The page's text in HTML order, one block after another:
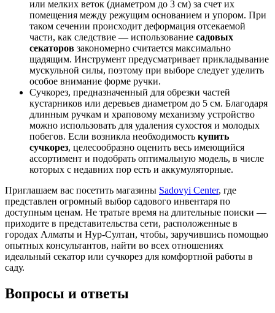
или мелких веток (диаметром до 3 см) за счет их
помещения между режущим основанием и упором. При
таком сечении происходит деформация отсекаемой
части, как следствие — использование садовых
секаторов закономерно считается максимально
щадящим. Инструмент предусматривает прикладывание
мускульной силы, поэтому при выборе следует уделить
особое внимание форме ручки.
Сучкорез, предназначенный для обрезки частей
кустарников или деревьев диаметром до 5 см. Благодаря
длинным ручкам и храповому механизму устройство
можно использовать для удаления сухостоя и молодых
побегов. Если возникла необходимость купить
сучкорез, целесообразно оценить весь имеющийся
ассортимент и подобрать оптимальную модель, в числе
которых с недавних пор есть и аккумуляторные.
Приглашаем вас посетить магазины Sadovyi Center, где
представлен огромный выбор садового инвентаря по
доступным ценам. Не тратьте время на длительные поиски —
приходите в представительства сети, расположенные в
городах Алматы и Нур-Султан, чтобы, заручившись помощью
опытных консультантов, найти во всех отношениях
идеальный секатор или сучкорез для комфортной работы в
саду.
Вопросы и ответы